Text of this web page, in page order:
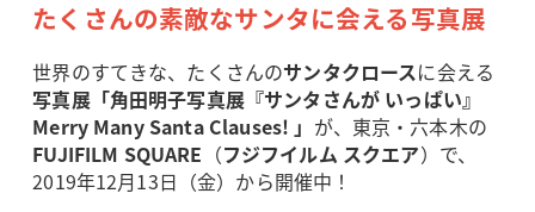
たくさんの素敵なサンタに会える写真展
世界のすてきな、たくさんのサンタクロースに会える
写真展「角田明子写真展『サンタさんが いっぱい』
Merry Many Santa Clauses! 」 が、東京・六本木の
FUJIFILM SQUARE （フジフイルム スクエア）で、
2019年12月13日（金）から開催中！